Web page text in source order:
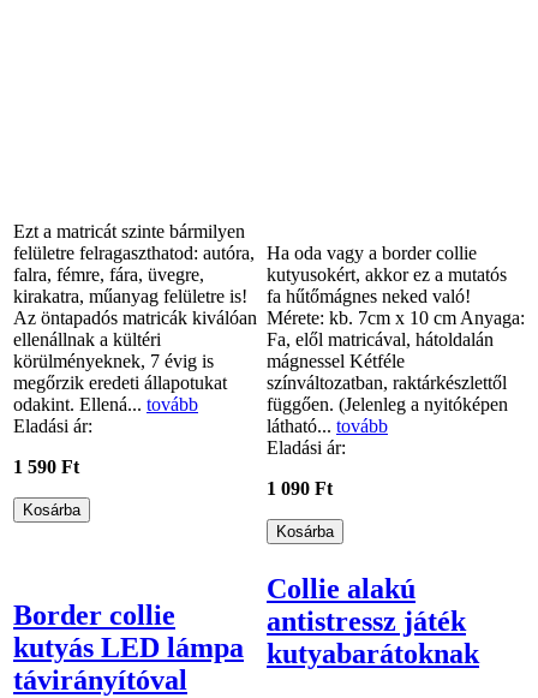
Ezt a matricát szinte bármilyen
felületre felragaszthatod: autóra,
falra, fémre, fára, üvegre,
kirakatra, műanyag felületre is!
Az öntapadós matricák kiválóan
ellenállnak a kültéri
körülményeknek, 7 évig is
megőrzik eredeti állapotukat
odakint. Ellená... tovább
Eladási ár:
1 590 Ft
Ha oda vagy a border collie
kutyusokért, akkor ez a mutatós
fa hűtőmágnes neked való!
Mérete: kb. 7cm x 10 cm Anyaga:
Fa, elől matricával, hátoldalán
mágnessel Kétféle
színváltozatban, raktárkészlettől
függően. (Jelenleg a nyitóképen
látható... tovább
Eladási ár:
1 090 Ft
Border collie
kutyás LED lámpa
távirányítóval
Collie alakú
antistressz játék
kutyabarátoknak